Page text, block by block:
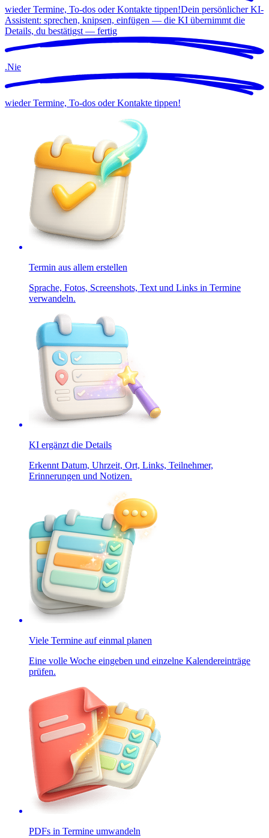
wieder Termine, To-dos oder Kontakte tippen!Dein persönlicher KI-
Assistent: sprechen, knipsen, einfügen — die KI übernimmt die
Details, du bestätigst — fertig
.Nie
wieder Termine, To-dos oder Kontakte tippen!
Termin aus allem erstellen
Sprache, Fotos, Screenshots, Text und Links in Termine
verwandeln.
KI ergänzt die Details
Erkennt Datum, Uhrzeit, Ort, Links, Teilnehmer,
Erinnerungen und Notizen.
Viele Termine auf einmal planen
Eine volle Woche eingeben und einzelne Kalendereinträge
prüfen.
PDFs in Termine umwandeln